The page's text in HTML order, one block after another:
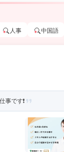
人事 中国語
事です❗️